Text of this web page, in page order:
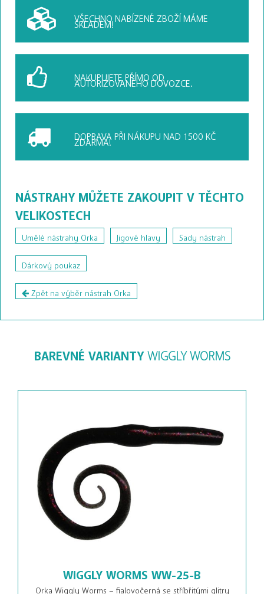
VŠECHNO NABÍZENÉ ZBOŽÍ MÁME
SKLADEM!
NAKUPUJETE PŘÍMO OD
AUTORIZOVANÉHO DOVOZCE.
DOPRAVA PŘI NÁKUPU NAD 1500 KČ
ZDARMA!
NÁSTRAHY MŮŽETE ZAKOUPIT V TĚCHTO
VELIKOSTECH
Umělé nástrahy Orka Jigové hlavy Sady nástrah
Dárkový poukaz
Zpět na výběr nástrah Orka
BAREVNÉ VARIANTY WIGGLY WORMS
WIGGLY WORMS WW-25-B
Orka Wiggly Worms – fialovočerná se stříbřitými glitry